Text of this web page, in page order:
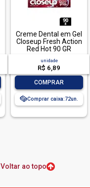
Creme Dental em Gel
Closeup Fresh Action
Red Hot 90 GR
unidade
R$ 6,89
COMPRAR
Comprar caixa:72
Voltar ao topo